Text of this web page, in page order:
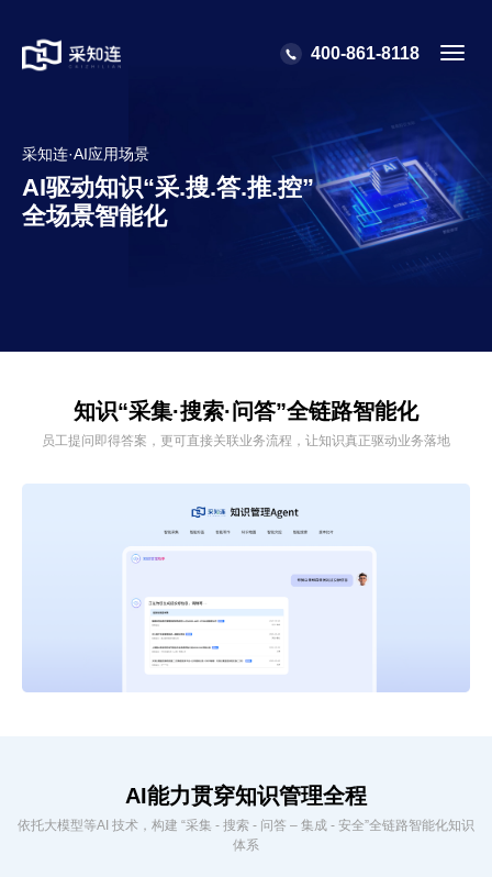
400-861-8118
采知连·AI应用场景
AI驱动知识“采.搜.答.推.控”
全场景智能化
知识“采集·搜索·问答”全链路智能化
员工提问即得答案，更可直接关联业务流程，让知识真正驱动业务落地
AI能力贯穿知识管理全程
依托大模型等AI 技术，构建 “采集 - 搜索 - 问答 – 集成 - 安全”全链路智能化知识
体系